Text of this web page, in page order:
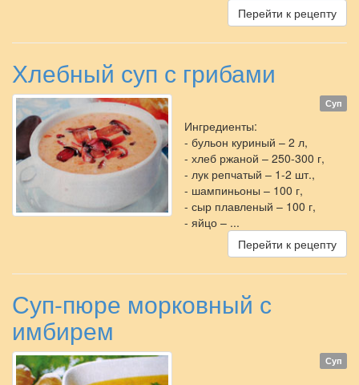
Перейти к рецепту
Хлебный суп с грибами
Суп
Ингредиенты:
- бульон куриный – 2 л,
- хлеб ржаной – 250-300 г,
- лук репчатый – 1-2 шт.,
- шампиньоны – 100 г,
- сыр плавленый – 100 г,
- яйцо – ...
Перейти к рецепту
Суп-пюре морковный с
имбирем
Суп